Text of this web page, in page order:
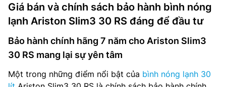
Giá bán và chính sách bảo hành bình nóng
lạnh Ariston Slim3 30 RS đáng để đầu tư
Bảo hành chính hãng 7 năm cho Ariston Slim3
30 RS mang lại sự yên tâm
Một trong những điểm nổi bật của bình nóng lạnh 30